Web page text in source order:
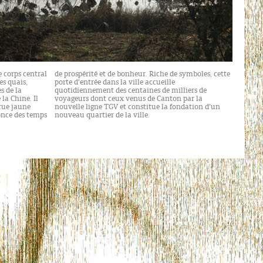
corps central
quais,
de la
Chine. Il
jaune
des temps
cette
de
par la
d’un
nouveau quartier de la ville.